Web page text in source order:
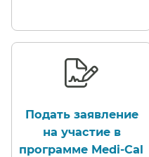
Подать заявление
на участие в
программе Medi-Cal​​